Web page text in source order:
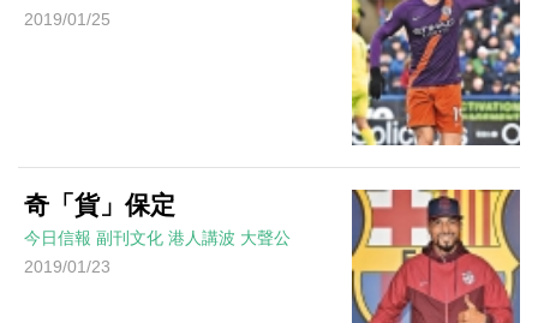
2019/01/25
奇「貨」保定
今日信報 副刊文化 港人講波 大聲公
2019/01/23